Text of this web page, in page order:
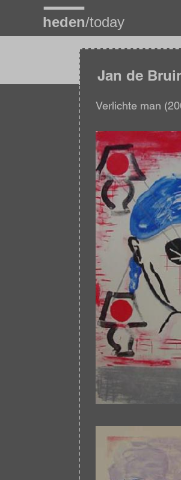
Overslaan
Jan de
Verlichte man
Afbeelding